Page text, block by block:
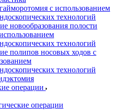
с использованием
технологий
новообразования полости
технологий
полипов носовых ходов с
технологий
операции
операции